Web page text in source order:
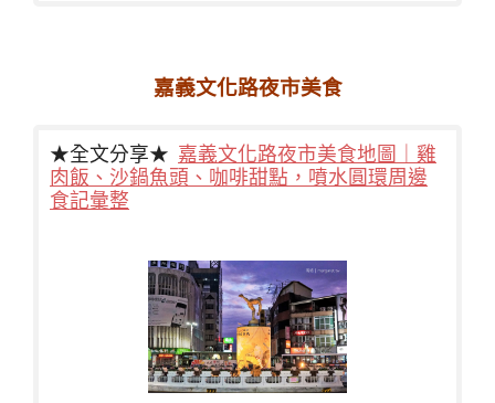
嘉義文化路夜市美食
★全文分享★ 嘉義文化路夜市美食地圖｜雞
肉飯、沙鍋魚頭、咖啡甜點，噴水圓環周邊
食記彙整